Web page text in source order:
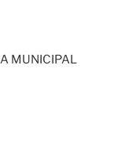
MUNICIPAL